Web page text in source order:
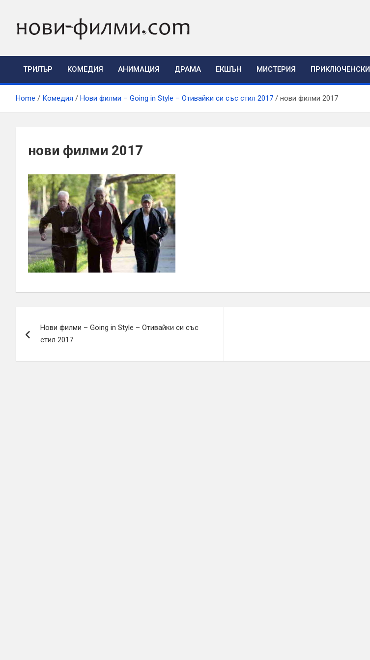
content
ТРИЛЪР КОМЕДИЯ АНИМАЦИЯ ДРАМА ЕКШЪН МИСТЕРИЯ ПРИКЛЮЧЕНСКИ
Home Комедия Нови филми – Going in Style – Отивайки си със стил 2017 нови филми 2017
нови филми 2017
Нови филми – Going in Style – Отивайки си със
стил 2017